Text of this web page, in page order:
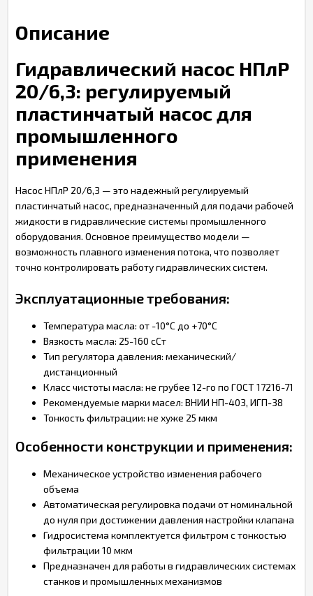
Описание
Гидравлический насос НПлР
20/6,3: регулируемый
пластинчатый насос для
промышленного
применения
Насос НПлР 20/6,3 — это надежный регулируемый
пластинчатый насос, предназначенный для подачи рабочей
жидкости в гидравлические системы промышленного
оборудования. Основное преимущество модели —
возможность плавного изменения потока, что позволяет
точно контролировать работу гидравлических систем.
Эксплуатационные требования:
Температура масла: от -10°C до +70°C
Вязкость масла: 25-160 сСт
Тип регулятора давления: механический/
дистанционный
Класс чистоты масла: не грубее 12-го по ГОСТ 17216-71
Рекомендуемые марки масел: ВНИИ НП-403, ИГП-38
Тонкость фильтрации: не хуже 25 мкм
Особенности конструкции и применения:
Механическое устройство изменения рабочего
объема
Автоматическая регулировка подачи от номинальной
до нуля при достижении давления настройки клапана
Гидросистема комплектуется фильтром с тонкостью
фильтрации 10 мкм
Предназначен для работы в гидравлических системах
станков и промышленных механизмов